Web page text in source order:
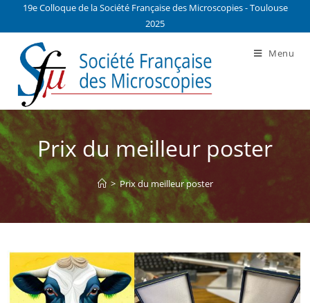
19e Colloque de la Société Française des Microscopies - Toulouse
2025
Menu
Prix du meilleur poster
> Prix du meilleur poster